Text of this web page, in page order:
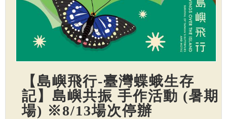
【島嶼飛行-臺灣蝶蛾生存
記】島嶼共振 手作活動 (暑期
場) ※8/13場次停辦